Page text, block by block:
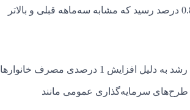
2024 کمک کرده است. نرخ رشد فصلی تولید ناخالص داخلی اسپانیا در این دوره به 0.8 درصد رسید که مشابه سه‌ماهه قبلی و بالاتر
بخش تقاضای داخلی باعث افزایش 1.2 درصدی تولید ناخالص داخلی شده است. این رشد به دلیل افزایش 1 درصدی مصرف خانوارها
طرح‌های سرمایه‌گذاری عمومی مانند